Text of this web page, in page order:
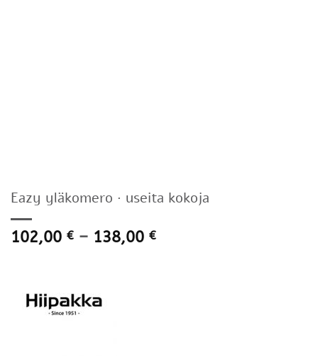
Eazy yläkomero · useita kokoja
102,00 € – 138,00 €Hintaluokka: